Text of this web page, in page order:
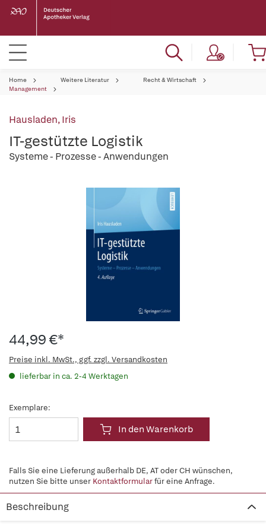
Home Weitere Literatur
Recht & Wirtschaft
Management
Hausladen, Iris
IT-gestützte Logistik
Systeme - Prozesse - Anwendungen
44,99 €*
Preise inkl. MwSt., ggf. zzgl. Versandkosten
lieferbar in ca. 2-4 Werktagen
Exemplare:
In den Warenkorb
Falls Sie eine Lieferung außerhalb DE, AT oder CH wünschen,
nutzen Sie bitte unser Kontaktformularfür eine Anfrage.
Beschreibung